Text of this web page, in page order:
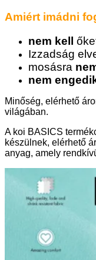
Amiért imádni
nem kell
Izzadság
mosásra
nem
Minőség, elérhető
világában.
A koi BASICS
készülnek, elérhető
anyag, amely